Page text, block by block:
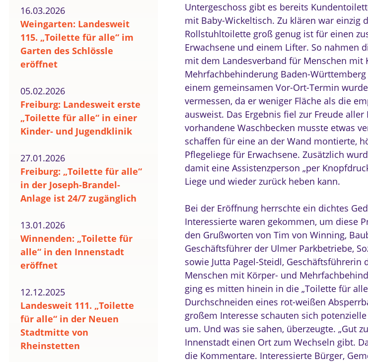
16.03.2026
Weingarten: Landesweit
115. „Toilette für alle“ im
Garten des Schlössle
eröffnet
05.02.2026
Freiburg: Landesweit erste
„Toilette für alle“ in einer
Kinder- und Jugendklinik
27.01.2026
Freiburg: „Toilette für alle“
in der Joseph-Brandel-
Anlage ist 24/7 zugänglich
13.01.2026
Winnenden: „Toilette für
alle“ in den Innenstadt
eröffnet
12.12.2025
Landesweit 111. „Toilette
für alle“ in der Neuen
Stadtmitte von
Rheinstetten
Untergeschoss gibt es bereits
mit Baby-Wickeltisch. Zu klären war einzig
Rollstuhltoilette groß genug ist für einen
Erwachsene und einem Lifter. So nahmen
mit dem Landesverband für Menschen mit
Mehrfachbehinderung Baden-
einem gemeinsamen Vor-Ort-Termin
vermessen, da er weniger Fläche als die
ausweist. Das Ergebnis fiel zur Freude
vorhandene Waschbecken musste etwas
schaffen für eine an der Wand montierte,
Pflegeliege für Erwachsene. Zusätzlich
damit eine Assistenzperson „per
Liege und wieder zurück heben kann.
Bei der Eröffnung herrschte ein dichtes
Interessierte waren gekommen, um diese
den Grußworten von Tim von Winning,
Geschäftsführer der Ulmer Parkbetriebe,
sowie Jutta Pagel-Steidl, Geschäftsführerin
Menschen mit Körper- und
ging es mitten hinein in die „Toilette für
Durchschneiden eines rot-weißen
großem Interesse schauten sich
um. Und was sie sahen, überzeugte. „Gut
Innenstadt einen Ort zum Wechseln gibt.
die Kommentare. Interessierte Bürger,